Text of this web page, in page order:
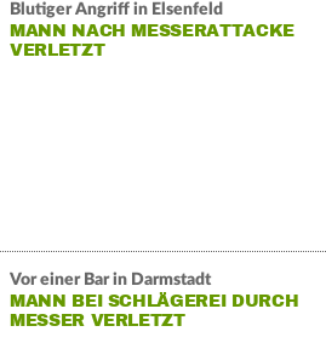
Blutiger Angriff in Elsenfeld
MANN NACH MESSERATTACKE
VERLETZT
Vor einer Bar in Darmstadt
MANN BEI SCHLÄGEREI DURCH
MESSER VERLETZT